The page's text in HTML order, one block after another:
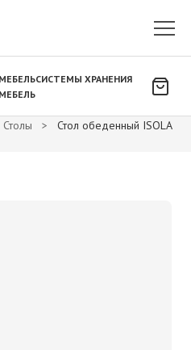
СИСТЕМЫ ХРАНЕНИЯ
Столы >
Стол обеденный ISOLA